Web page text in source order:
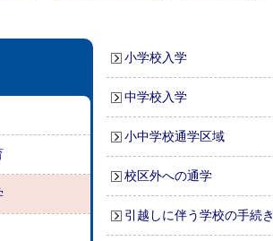
小学校入学
中学校入学
小中学校通学区域
校区外への通学
引越しに伴う学校の手続き